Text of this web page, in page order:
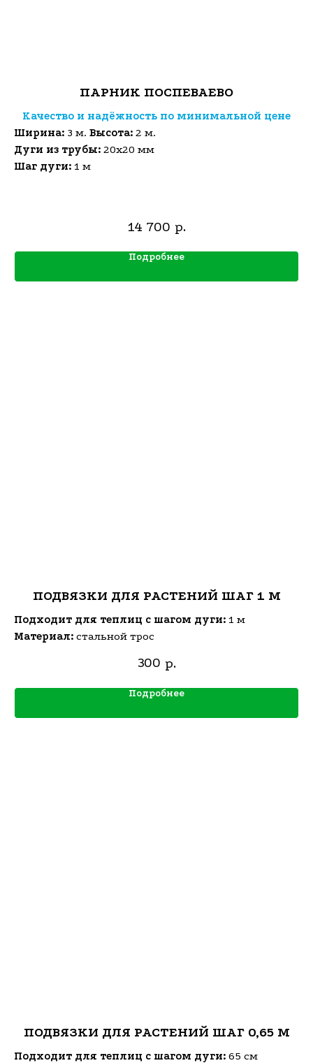
ПАРНИК ПОСПЕВАЕВО
Качество и надёжность по минимальной цене
Ширина: 3 м. Высота: 2 м.
Дуги из трубы: 20х20 мм
Шаг дуги: 1 м
14 700 р.
Подробнее
ПОДВЯЗКИ ДЛЯ РАСТЕНИЙ ШАГ 1 М
Подходит для теплиц с шагом дуги: 1 м
Материал: стальной трос
300 р.
Подробнее
ПОДВЯЗКИ ДЛЯ РАСТЕНИЙ ШАГ 0,65 М
Подходит для теплиц с шагом дуги: 65 см